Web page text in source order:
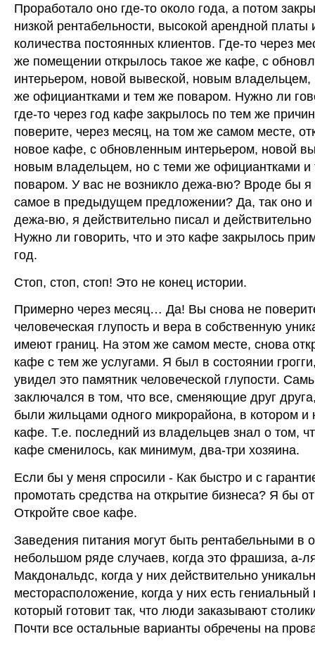
Проработало оно где-то около года, а потом
низкой рентабельности, высокой арендной платы
количества постоянных клиентов. Где-то через
же помещении открылось такое же кафе, с
интерьером, новой вывеской, новым владельцем,
же официантками и тем же поваром. Нужно ли
где-то через год кафе закрылось по тем же
поверите, через месяц, на том же самом месте,
новое кафе, с обновленным интерьером, новой
новым владельцем, но с теми же официантками и
поваром. У вас не возникло дежа-вю? Вроде бы я
самое в предыдущем предложении? Да, так оно и
дежа-вю, я действительно писал и действительно
Нужно ли говорить, что и это кафе закрылось
год.
Стоп, стоп, стоп! Это не конец истории.
Примерно через месяц… Да! Вы снова не
человеческая глупость и вера в собственную
имеют границ. На этом же самом месте, снова
кафе с тем же услугами. Я был в состоянии
увидел это памятник человеческой глупости.
заключался в том, что все, сменяющие друг
были жильцами одного микрорайона, в котором и
кафе. Т.е. последний из владельцев знал о том,
кафе сменилось, как минимум, два-три хозяина.
Если бы у меня спросили - Как быстро и с
промотать средства на открытие бизнеса? Я бы
Откройте свое кафе.
Заведения питания могут быть рентабельными в
небольшом ряде случаев, когда это фрашиза, а-
Макдональдс, когда у них действительно
месторасположение, когда у них есть
который готовит так, что люди заказывают
Почти все остальные варианты обречены на